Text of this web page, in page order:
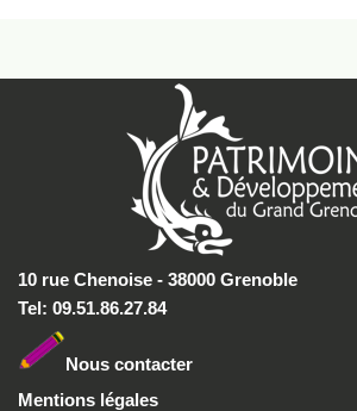
10 rue Chenoise - 38000 Grenoble
Tel: 09.51.86.27.84
Nous contacter
Mentions légales